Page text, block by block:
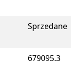
Sprzedane
679095.3